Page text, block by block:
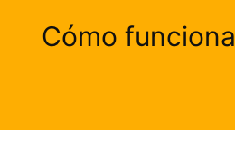
Cómo funciona